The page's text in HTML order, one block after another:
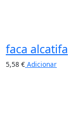
faca alcatifa
5,58 € Adicionar